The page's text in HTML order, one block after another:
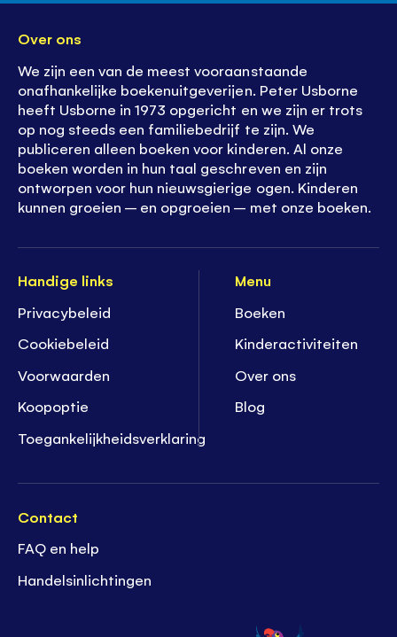
Handige links
Privacybeleid
Cookiebeleid
Voorwaarden
Koopoptie
Toegankelijkheidsverklaring
Menu
Boeken
Kinderactiviteiten
Over ons
Blog
Contact
FAQ en help
Handelsinlichtingen
Over ons
We zijn een van de meest vooraanstaande
onafhankelijke boekenuitgeverijen. Peter Usborne
heeft Usborne in 1973 opgericht en we zijn er trots
op nog steeds een familiebedrijf te zijn. We
publiceren alleen boeken voor kinderen. Al onze
boeken worden in hun taal geschreven en zijn
ontworpen voor hun nieuwsgierige ogen. Kinderen
kunnen groeien – en opgroeien – met onze boeken.